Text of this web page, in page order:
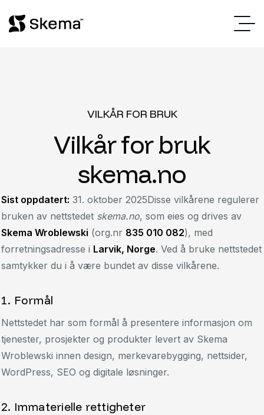
VILKÅR FOR BRUK
Vilkårforbruk
skema.no
Sist oppdatert: 31. oktober 2025Disse vilkårene regulerer
bruken av nettstedet skema.no, som eies og drives av
Skema Wroblewski (org.nr 835 010 082), med
forretningsadresse i Larvik, Norge. Ved å bruke nettstedet
samtykker du i å være bundet av disse vilkårene.
1. Formål
Nettstedet har som formål å presentere informasjon om
tjenester, prosjekter og produkter levert av Skema
Wroblewski innen design, merkevarebygging, nettsider,
WordPress, SEO og digitale løsninger.
2. Immaterielle rettigheter